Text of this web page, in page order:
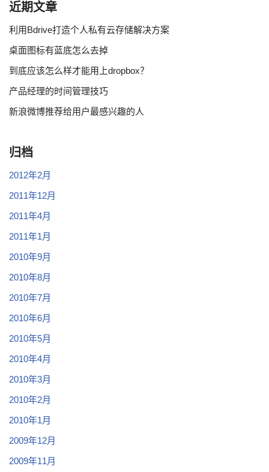
近期文章
利用Bdrive打造个人私有云存储解决方案
桌面图标有蓝底怎么去掉
到底应该怎么样才能用上dropbox？
产品经理的时间管理技巧
新浪微博推荐给用户最感兴趣的人
归档
2012年2月
2011年12月
2011年4月
2011年1月
2010年9月
2010年8月
2010年7月
2010年6月
2010年5月
2010年4月
2010年3月
2010年2月
2010年1月
2009年12月
2009年11月